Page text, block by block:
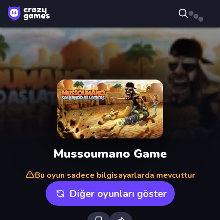
Mussoumano Game
Bu oyun sadece bilgisayarlarda mevcuttur
Diğer oyunları göster